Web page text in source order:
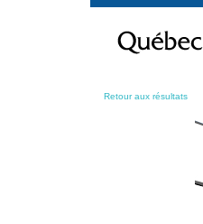
contenu
Retour aux résultats